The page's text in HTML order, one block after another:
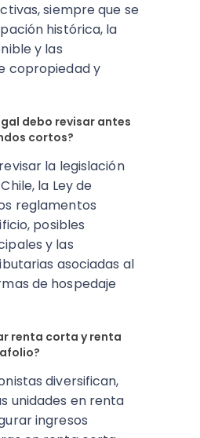
siempre que se
histórica, la
y las
copropiedad y
debo revisar antes
cortos?
la legislación
la Ley de
reglamentos
posibles
y las
asociadas al
de hospedaje
renta corta y renta
diversifican,
unidades en renta
ingresos